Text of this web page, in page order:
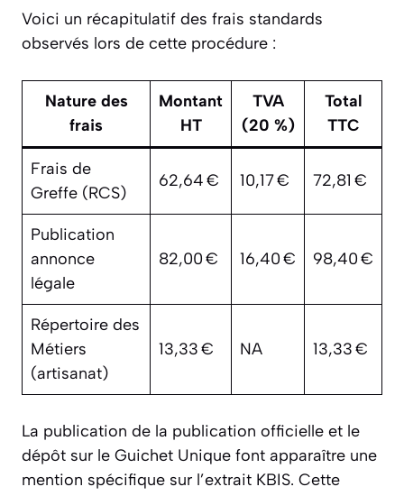
Voici un récapitulatif des frais standards
observés lors de cette procédure :
Nature des
frais
Montant
HT
TVA
(20 %)
Total
TTC
Frais de
Greffe (RCS)
62,64 € 10,17 € 72,81 €
Publication
annonce
légale
82,00 € 16,40 € 98,40 €
Répertoire des
Métiers
(artisanat)
13,33 € NA 13,33 €
La publication de la publication officielle et le
dépôt sur le Guichet Unique font apparaître une
mention spécifique sur l’extrait KBIS. Cette